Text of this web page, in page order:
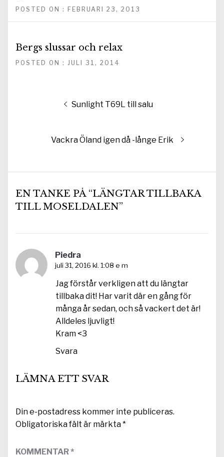
POSTED ON : FEBRUARI 23, 2013
Bergs slussar och relax
POSTED ON : JULI 31, 2014
Inläggsnavigering
Föregående
Sunlight T69L till salu
Nästa
Vackra Öland igen då -långe Erik
EN TANKE PÅ “LÄNGTAR TILLBAKA
TILL MOSELDALEN”
Piedra
juli 31, 2016 kl. 1:08 e m
Jag förstår verkligen att du längtar
tillbaka dit! Har varit där en gång för
många år sedan, och så vackert det är!
Alldeles ljuvligt!
Kram <3
Svara
LÄMNA ETT SVAR
Din e-postadress kommer inte publiceras.
Obligatoriska fält är märkta*
KOMMENTAR*